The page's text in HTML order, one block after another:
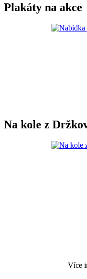
Plakáty na akce
Na kole z
Více